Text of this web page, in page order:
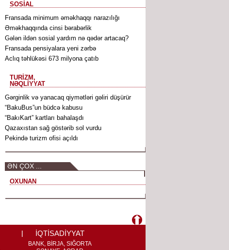
SOSİAL
Fransada minimum əməkhaqqı narazılığı
Əməkhaqqında cinsi bərabərlik
Gələn ildən sosial yardım nə qədər artacaq?
Fransada pensiyalara yeni zərbə
Aclıq təhlükəsi 673 milyona çatıb
TURİZM,
NƏQLİYYAT
Gərginlik və yanacaq qiymətləri gəliri düşürür
“BakuBus”un büdcə kabusu
“BakıKart” kartları bahalaşdı
Qazaxıstan sağ göstərib sol vurdu
Pekində turizm ofisi açıldı
ƏN ÇOX ...
OXUNAN
İQTİSADİYYAT
BANK, BİRJA, SIĞORTA